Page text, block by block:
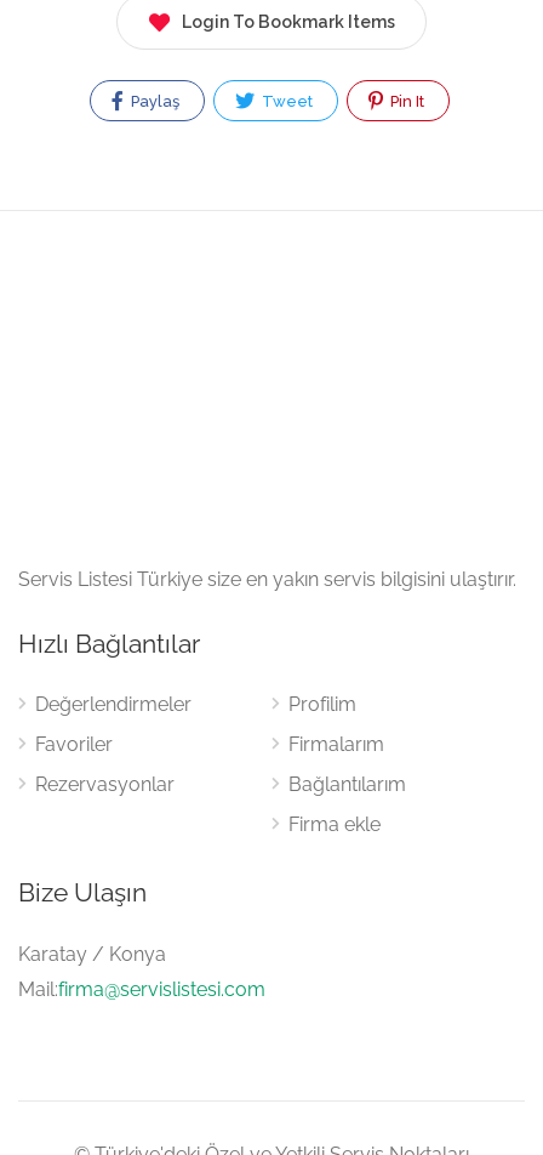
Login To Bookmark Items
Paylaş Tweet Pin It
Servis Listesi Türkiye size en yakın servis bilgisini ulaştırır.
Hızlı Bağlantılar
Değerlendirmeler
Favoriler
Rezervasyonlar
Profilim
Firmalarım
Bağlantılarım
Firma ekle
Bize Ulaşın
Karatay / Konya
Mail:firma@servislistesi.com